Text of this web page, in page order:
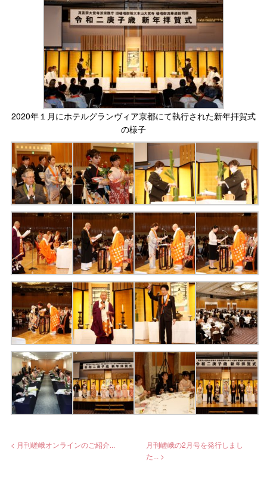
2020年１月にホテルグランヴィア京都にて執行された新年拝賀式
の様子
< 月刊嵯峨オンラインのご紹介...
月刊嵯峨の2月号を発行しまし
た... >